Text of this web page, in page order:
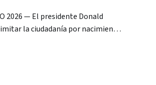
2026 — El presidente Donald
la ciudadanía por nacimiento
ofensiva migratoria pese al